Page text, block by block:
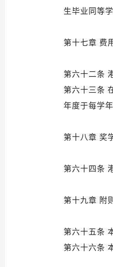
生毕业同等
第十七章 费
第六十二条
第六十三条
年度于每学
第十八章 奖
第六十四条
第十九章 附则
第六十五条
第六十六条